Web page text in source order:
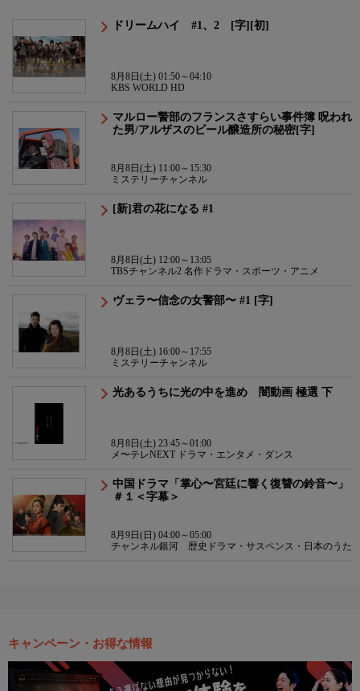
ドリームハイ #1、2 [字][初]
8月8日(土) 01:50～04:10
KBS WORLD HD
マルロー警部のフランスさすらい事件簿 呪われ
た男/アルザスのビール醸造所の秘密[字]
8月8日(土) 11:00～15:30
ミステリーチャンネル
[新]君の花になる #1
8月8日(土) 12:00～13:05
TBSチャンネル2 名作ドラマ・スポーツ・アニメ
ヴェラ〜信念の女警部〜 #1 [字]
8月8日(土) 16:00～17:55
ミステリーチャンネル
光あるうちに光の中を進め 闇動画 極選 下
8月8日(土) 23:45～01:00
メ〜テレNEXT ドラマ・エンタメ・ダンス
中国ドラマ「掌心〜宮廷に響く復讐の鈴音〜」
＃１＜字幕＞
8月9日(日) 04:00～05:00
チャンネル銀河 歴史ドラマ・サスペンス・日本のうた
キャンペーン・お得な情報